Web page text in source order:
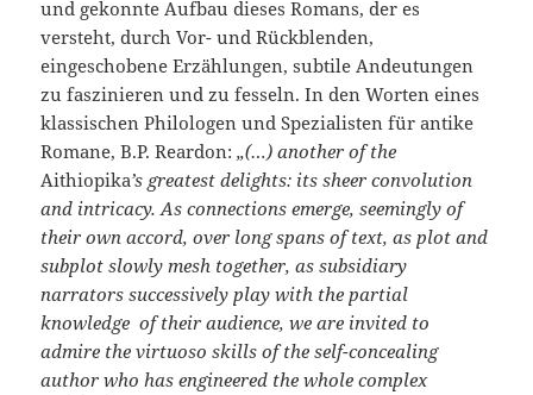
und gekonnte Aufbau dieses Romans, der es
versteht, durch Vor- und Rückblenden,
eingeschobene Erzählungen, subtile Andeutungen
zu faszinieren und zu fesseln. In den Worten eines
klassischen Philologen und Spezialisten für antike
Romane, B.P. Reardon:„(…) another of the
Aithiopika’s greatest delights: its sheer convolution
and intricacy. As connections emerge, seemingly of
their own accord, over long spans of text, as plot and
subplot slowly mesh together, as subsidiary
narrators successively play with the partial
knowledge of their audience, we are invited to
admire the virtuoso skills of the self-concealing
author who has engineered the whole complex